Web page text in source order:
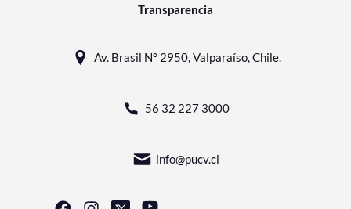
Transparencia
Av. Brasil N° 2950, Valparaíso, Chile.
56 32 227 3000
info@pucv.cl